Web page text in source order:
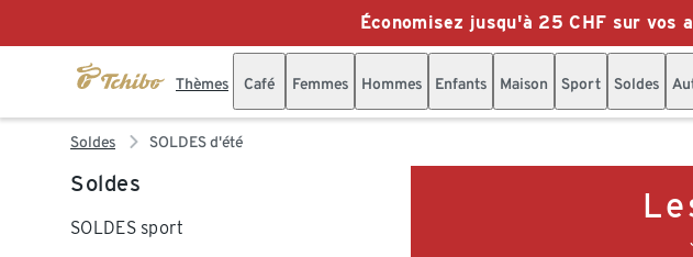
Économisez jusqu'à 25 CHF sur vos
Thèmes Café Femmes Hommes Enfants Maison Sport Soldes
Soldes SOLDES d'été
Soldes
SOLDES sport